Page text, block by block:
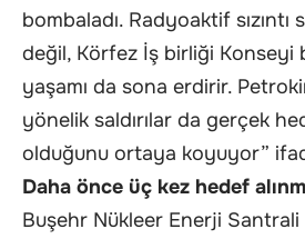
bombaladı. Radyoaktif sızıntı
değil, Körfez İş birliği Konseyi
yaşamı da sona erdirir.
yönelik saldırılar da gerçek
olduğunu ortaya koyuyor”
Daha önce üç kez hedef
Buşehr Nükleer Enerji Santrali